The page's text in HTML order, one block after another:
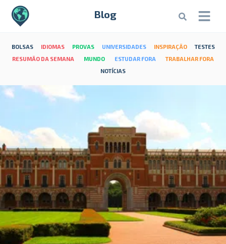
Blog
BOLSAS IDIOMAS PROVAS UNIVERSIDADES INSPIRAÇÃO
TESTES
RESUMÃO DA SEMANA
MUNDO ESTUDAR FORA
TRABALHAR FORA
NOTÍCIAS